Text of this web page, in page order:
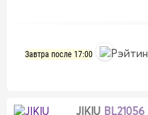
Завтра после 17:00
JIKIU BL21056